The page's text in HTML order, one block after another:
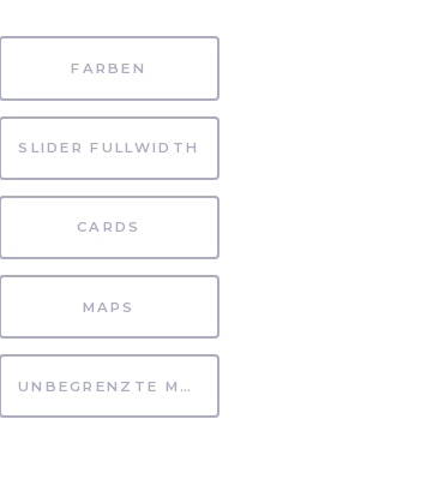
FARBEN
SLIDER FULLWIDTH
CARDS
MAPS
UNBEGRENZTE MÖGLICHKEITEN